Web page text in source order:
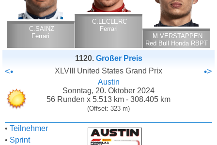
C.SAINZ
Ferrari
C.LECLERC
Ferrari
M.VERSTAPPEN
Red Bull Honda RBPT
1120. Großer Preis
<• XLVIII United States Grand Prix •>
Austin
Sonntag, 20. Oktober 2024
56 Runden x 5.513 km - 308.405 km
(Offset: 323 m)
• Teilnehmer
• Sprint